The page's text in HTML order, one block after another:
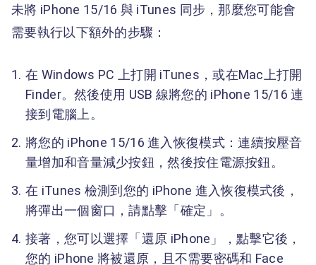
未將 iPhone 15/16 與 iTunes 同步，那麼您可能會
需要執行以下額外的步驟：
在 Windows PC 上打開 iTunes，或在Mac上打開
Finder。然後使用 USB 線將您的 iPhone 15/16 連
接到電腦上。
將您的 iPhone 15/16 進入恢復模式：連續按壓音
量增加和音量減少按鈕，然後按住電源按鈕。
在 iTunes 檢測到您的 iPhone 進入恢復模式後，
將彈出一個窗口，請點擊「確定」。
接著，您可以選擇「還原 iPhone」，點擊它後，
您的 iPhone 將被還原，且不需要密碼和 Face